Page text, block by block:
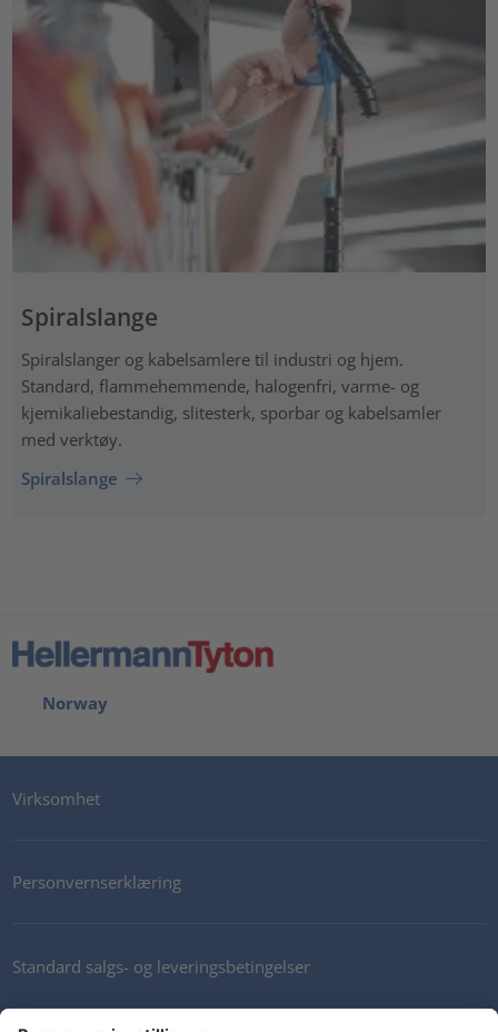
Spiralslange
Spiralslanger og kabelsamlere til industri og hjem.
Standard, flammehemmende, halogenfri, varme- og
kjemikaliebestandig, slitesterk, sporbar og kabelsamler
med verktøy.
Spiralslange
Norway
Virksomhet
Personvernserklæring
Standard salgs- og leveringsbetingelser